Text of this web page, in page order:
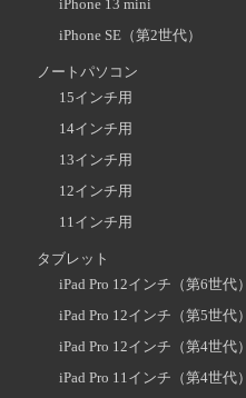
iPhone 13 mini
iPhone SE（第2世代）
ノートパソコン
15インチ用
14インチ用
13インチ用
12インチ用
11インチ用
タブレット
iPad Pro 12インチ（第6世代）
iPad Pro 12インチ（第5世代）
iPad Pro 12インチ（第4世代）
iPad Pro 11インチ（第4世代）